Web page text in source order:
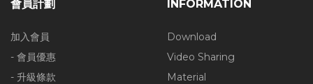
會員計劃
加入會員
- 會員優惠
- 升級條款
INFORMATION
Download
Video Sharing
Material